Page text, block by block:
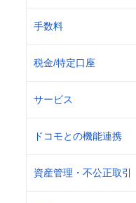
手数料
税金/特定口座
サービス
ドコモとの機能連携
資産管理・不公正取引